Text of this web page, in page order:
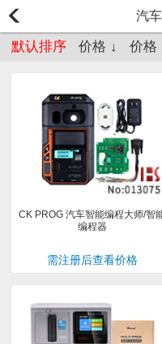
汽
默认排序 价格 ↓ 价格
CK PROG 汽车智能编程大师/智
编程器
需注册后查看价格